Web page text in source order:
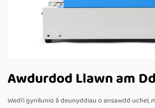
Awdurdod Llawn am
Wedi'i gynllunio â deunyddiau o ansawdd uchel,